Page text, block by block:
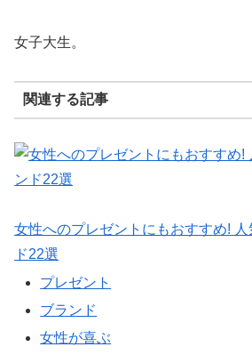
女子大生。
関連する記事
女性へのプレゼントにもおすすめ!
ド22選
プレゼント
ブランド
女性が喜ぶ